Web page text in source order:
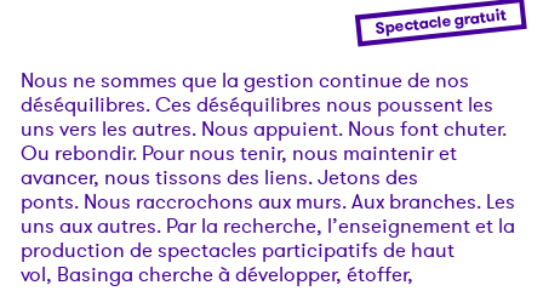
Spectacle gratuit
Nous ne sommes que la gestion continue de nos
déséquilibres. Ces déséquilibres nous poussent les
uns vers les autres. Nous appuient. Nous font chuter.
Ou rebondir. Pour nous tenir, nous maintenir et
avancer, nous tissons des liens. Jetons des
ponts. Nous raccrochons aux murs. Aux branches. Les
uns aux autres. Par la recherche, l’enseignement et la
production de spectacles participatifs de haut
vol, Basinga cherche à développer, étoffer,